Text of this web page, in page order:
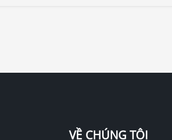
VỀ CHÚNG TÔI